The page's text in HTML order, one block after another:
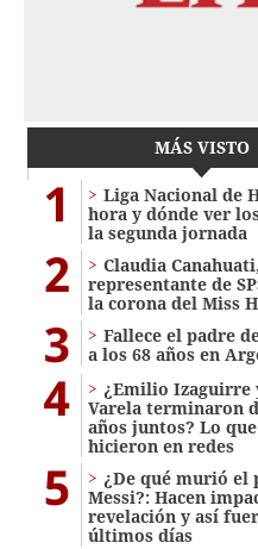
MÁS VISTO
1
Liga Nacional de
hora y dónde ver
la segunda jornada
2
Claudia
representante de
la corona del Miss
3
Fallece el padre
a los 68 años en
4
¿Emilio Izaguirre
Varela terminaron
años juntos? Lo
hicieron en redes
5
¿De qué murió el
Messi?: Hacen
revelación y así
últimos días